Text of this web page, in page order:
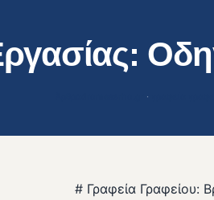
·
# Γραφεία Γραφείου: